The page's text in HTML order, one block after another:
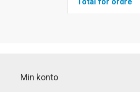
Min konto